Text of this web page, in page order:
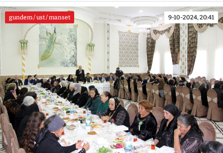
gundem / ust / manset 9-10-2024, 20:41